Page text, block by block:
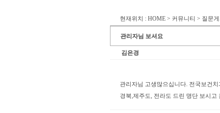
현재위치 : HOME > 커뮤니티 > 질문
관리자님 보셔요
김은경
관리자님 고생많으십니다. 전국보건
경북,제주도, 전라도 드린 명단 보시고